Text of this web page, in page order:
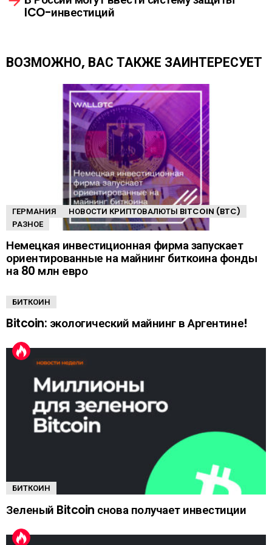
е
щ
ICO-инвестиций
ВОЗМОЖНО, ВАС ТАКЖЕ ЗАИНТЕРЕСУЕТ
ГЕРМАНИЯ
НОВОСТИ КРИПТОВАЛЮТЫ BITCOIN (BTC)
РАЗНОЕ
Немецкая инвестиционная фирма запускает
ориентированные на майнинг биткоина фонды
на 80 млн евро
БИТКОИН
Bitcoin: экологический майнинг в Аргентине!
БИТКОИН
Зеленый Bitcoin снова получает инвестиции